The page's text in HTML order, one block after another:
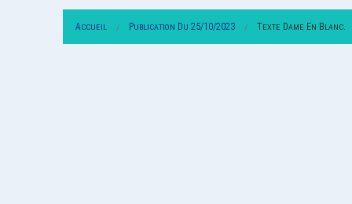
Accueil Publication Du 25/10/2023 Texte Dame En Blanc.